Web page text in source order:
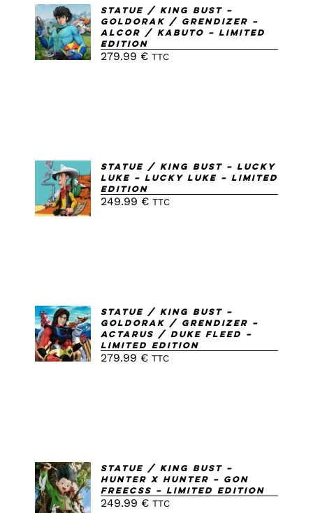
AJOUTER
AU
PANIER
/
DETAILS
Statue / King Bust –
Goldorak / Grendizer –
Alcor / Kabuto – Limited
Edition
279.99 € TTC
AJOUTER
AU
PANIER
/
DETAILS
Statue / King Bust – Lucky
Luke – Lucky Luke – Limited
Edition
249.99 € TTC
AJOUTER
AU
PANIER
/
DETAILS
Statue / King Bust –
Goldorak / Grendizer –
Actarus / Duke Fleed –
Limited Edition
279.99 € TTC
AJOUTER
AU
PANIER
/
Statue / King Bust –
Hunter X Hunter – Gon
Freecss – Limited Edition
249.99 € TTC